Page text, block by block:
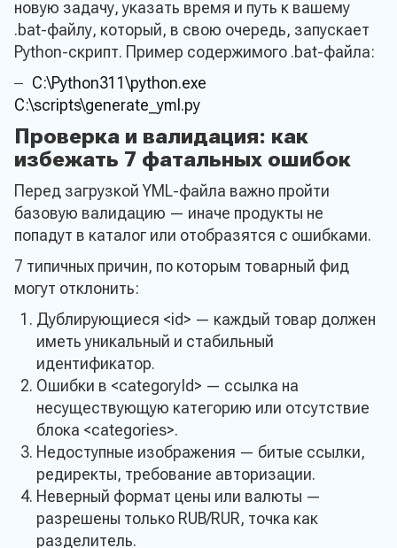
новую задачу, указать время и путь к вашему
.bat-файлу, который, в свою очередь, запускает
Python-скрипт. Пример содержимого .bat-файла:
C:\Python311\python.exe
C:\scripts\generate_yml.py
Проверка и валидация: как
избежать 7 фатальных ошибок
Перед загрузкой YML-файла важно пройти
базовую валидацию — иначе продукты не
попадут в каталог или отобразятся с ошибками.
7 типичных причин, по которым товарный фид
могут отклонить:
Дублирующиеся <id> — каждый товар должен
иметь уникальный и стабильный
идентификатор.
Ошибки в <categoryId> — ссылка на
несуществующую категорию или отсутствие
блока <categories>.
Недоступные изображения — битые ссылки,
редиректы, требование авторизации.
Неверный формат цены или валюты —
разрешены только RUB/RUR, точка как
разделитель.